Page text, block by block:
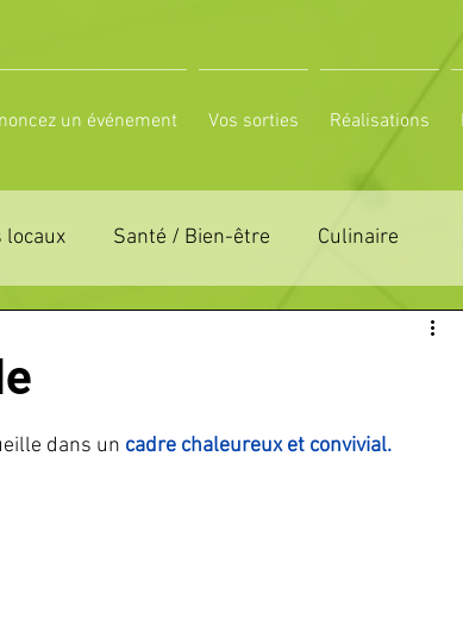
un événement Vos sorties Réalisations
locaux Santé / Bien-être Culinaire
dans un cadre chaleureux et convivial.